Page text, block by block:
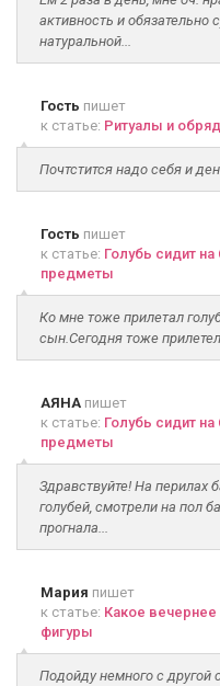
активность и обязательно
натуральной...
Гость пишет
к статье: Ритуалы и
Почтстится надо себя и
Гость пишет
к статье: Голубь сидит
предметы
Ко мне тоже прилетал
сын.Сегодня тоже
АЯНА пишет
к статье: Голубь сидит
предметы
Здравствуйте! На перилах
голубей, смотрели на пол
прогнала...
Мария пишет
к статье: Какое
фигуры
Подойду немного с другой